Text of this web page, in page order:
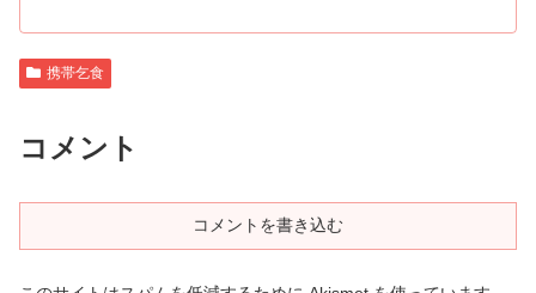
携帯乞食
コメント
コメントを書き込む